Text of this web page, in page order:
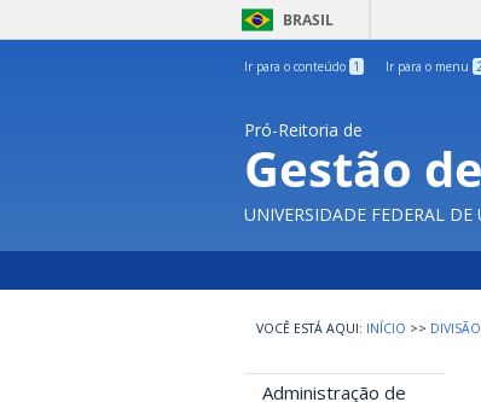
BRASIL
Ir para o conteúdo 1 Ir para o menu
Pró-Reitoria de
Gestão
UNIVERSIDADE FEDERAL
INÍCIO >>
Administração de